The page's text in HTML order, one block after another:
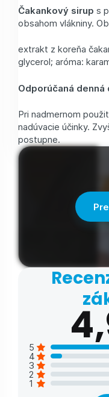
Čakankový sirup s
obsahom vlákniny.
extrakt z koreňa
glycerol; aróma:
Odporúčaná denná
Pri nadmernom
nadúvacie účinky.
postupne.
5
4
3
2
1